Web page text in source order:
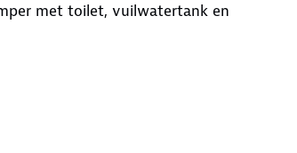
met toilet, vuilwatertank en